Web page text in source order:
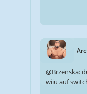
@Brzenska:
wiiu auf